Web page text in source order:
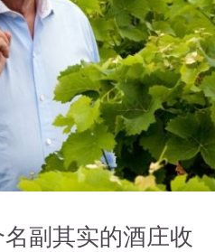
副其实的酒庄收